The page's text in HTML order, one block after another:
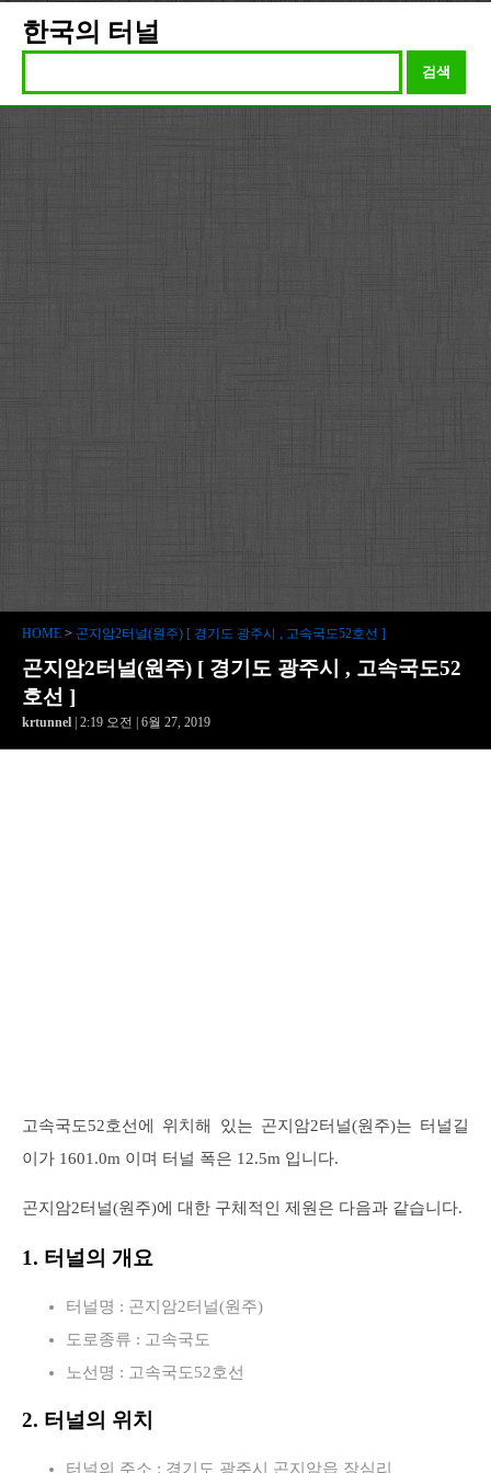
한국의 터널
검색
HOME > 곤지암2터널(원주) [ 경기도 광주시 , 고속국도52호선 ]
곤지암2터널(원주) [ 경기도 광주시 , 고속국도52
호선 ]
krtunnel | 2:19 오전 | 6월 27, 2019
고속국도52호선에 위치해 있는 곤지암2터널(원주)는 터널길
이가 1601.0m 이며 터널 폭은 12.5m 입니다.
곤지암2터널(원주)에 대한 구체적인 제원은 다음과 같습니다.
1. 터널의 개요
터널명 : 곤지암2터널(원주)
도로종류 : 고속국도
노선명 : 고속국도52호선
2. 터널의 위치
터널의 주소 : 경기도 광주시 곤지암읍 장심리